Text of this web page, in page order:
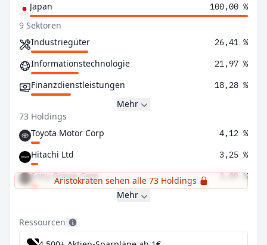
Japan
100,00 %
9 Sektoren
Industriegüter
26,41 %
Informationstechnologie 21,97 %
Finanzdienstleistungen 18,28 %
Mehr
73 Holdings
Toyota Motor Corp
4,12 %
Hitachi Ltd 3,25 %
Sony Group Corp 3,09 %
Aristokraten sehen alle 73 Holdings
Mehr
Ressourcen